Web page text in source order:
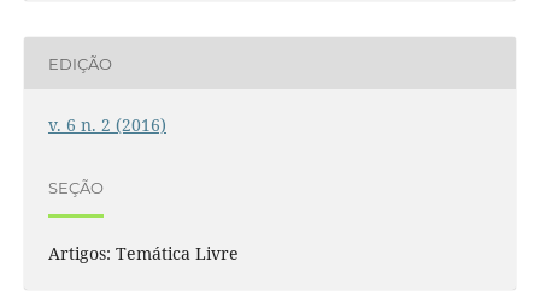
EDIÇÃO
v. 6 n. 2 (2016)
SEÇÃO
Artigos: Temática Livre